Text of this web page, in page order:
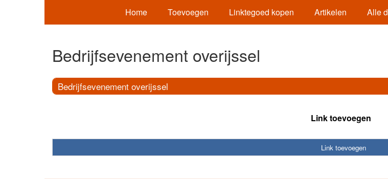
Home Toevoegen Linktegoed kopen Artikelen Alle
Bedrijfsevenement overijssel
Bedrijfsevenement overijssel
Link toevoegen
Link toevoegen